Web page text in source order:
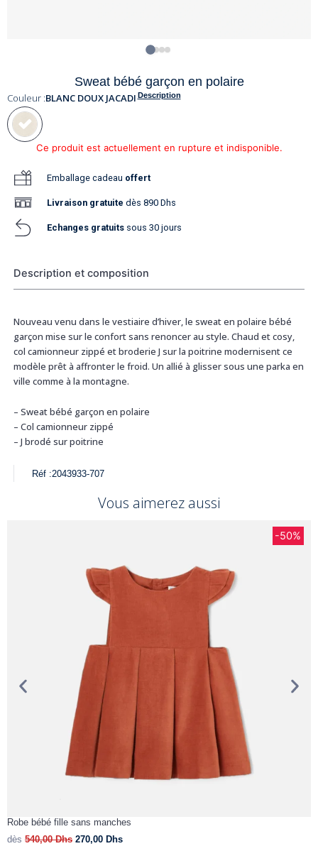
Sweat bébé garçon en polaire
Description
Couleur :BLANC DOUX JACADI
Ce produit est actuellement en rupture et indisponible.
Emballage cadeau offert
Livraison gratuite dès 890 Dhs
Echanges gratuits sous 30 jours
Description et composition
Nouveau venu dans le vestiaire d’hiver, le sweat en polaire bébé
garçon mise sur le confort sans renoncer au style. Chaud et cosy,
col camionneur zippé et broderie J sur la poitrine modernisent ce
modèle prêt à affronter le froid. Un allié à glisser sous une parka en
ville comme à la montagne.
– Sweat bébé garçon en polaire
– Col camionneur zippé
– J brodé sur poitrine
Réf :2043933-707
Vous aimerez aussi
-50%
Robe bébé fille sans manches
dès 540,00Dhs 270,00 Dhs